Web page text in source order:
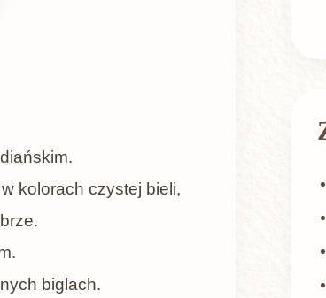
kolorach czystej bieli,
biglach.